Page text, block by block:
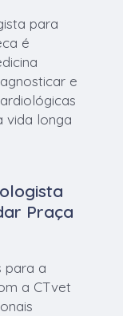
para
é
e
vida longa
Praça
para a
a CTvet